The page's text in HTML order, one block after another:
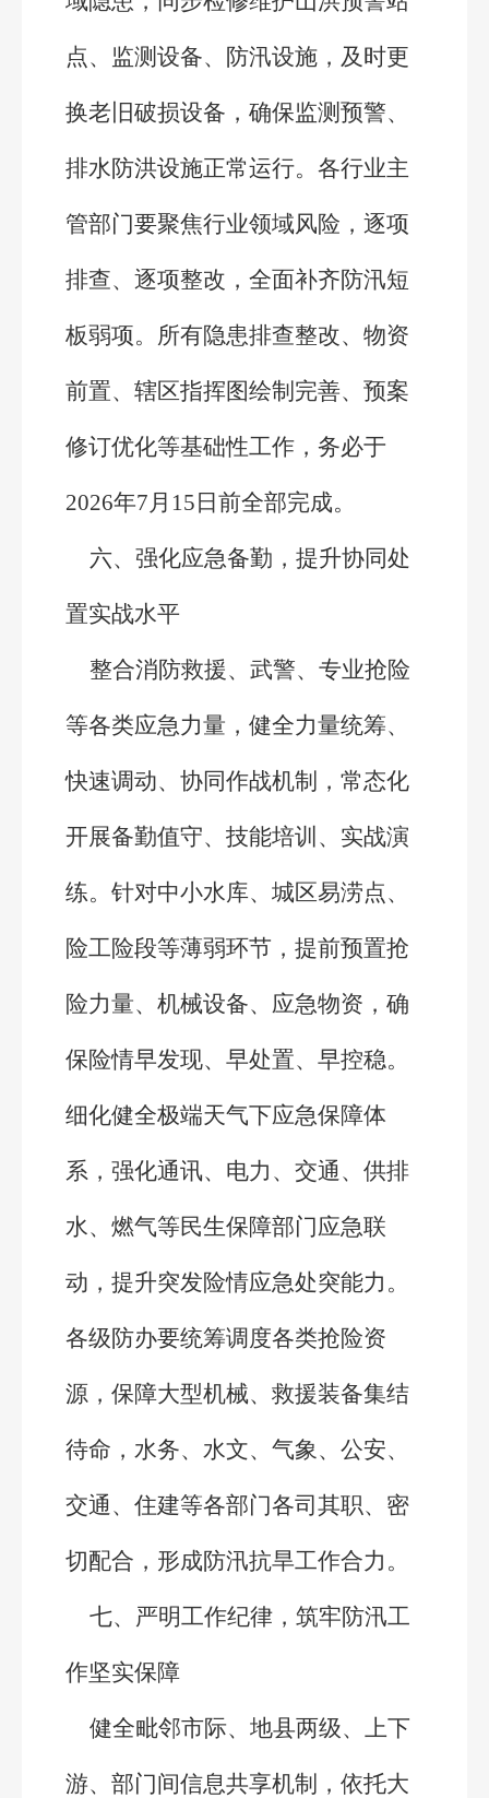
点、监测设备、防汛设施，及时更
换老旧破损设备，确保监测预警、
排水防洪设施正常运行。各行业主
管部门要聚焦行业领域风险，逐项
排查、逐项整改，全面补齐防汛短
板弱项。所有隐患排查整改、物资
前置、辖区指挥图绘制完善、预案
修订优化等基础性工作，务必于
2026年7月15日前全部完成。
六、强化应急备勤，提升协同处
置实战水平
整合消防救援、武警、专业抢险
等各类应急力量，健全力量统筹、
快速调动、协同作战机制，常态化
开展备勤值守、技能培训、实战演
练。针对中小水库、城区易涝点、
险工险段等薄弱环节，提前预置抢
险力量、机械设备、应急物资，确
保险情早发现、早处置、早控稳。
细化健全极端天气下应急保障体
系，强化通讯、电力、交通、供排
水、燃气等民生保障部门应急联
动，提升突发险情应急处突能力。
各级防办要统筹调度各类抢险资
源，保障大型机械、救援装备集结
待命，水务、水文、气象、公安、
交通、住建等各部门各司其职、密
切配合，形成防汛抗旱工作合力。
七、严明工作纪律，筑牢防汛工
作坚实保障
健全毗邻市际、地县两级、上下
游、部门间信息共享机制，依托大